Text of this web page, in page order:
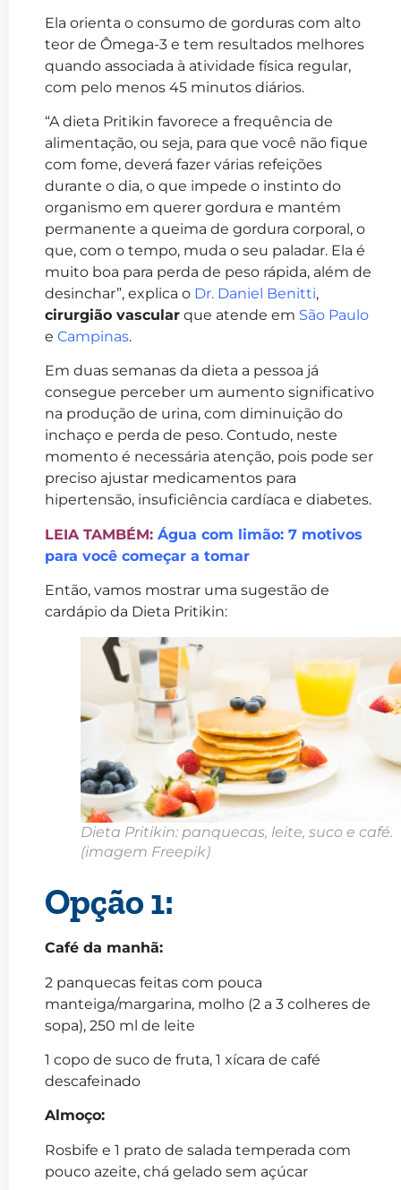
Ela orienta o consumo de gorduras com alto
teor de Ômega-3 e tem resultados melhores
quando associada à atividade física regular,
com pelo menos 45 minutos diários.
“A dieta Pritikin favorece a frequência de
alimentação, ou seja, para que você não fique
com fome, deverá fazer várias refeições
durante o dia, o que impede o instinto do
organismo em querer gordura e mantém
permanente a queima de gordura corporal, o
que, com o tempo, muda o seu paladar. Ela é
muito boa para perda de peso rápida, além de
desinchar”, explica o Dr. Daniel Benitti,
cirurgião vascular que atende em São Paulo
e Campinas.
Em duas semanas da dieta a pessoa já
consegue perceber um aumento significativo
na produção de urina, com diminuição do
inchaço e perda de peso. Contudo, neste
momento é necessária atenção, pois pode ser
preciso ajustar medicamentos para
hipertensão, insuficiência cardíaca e diabetes.
LEIA TAMBÉM: Água com limão: 7 motivos
para você começar a tomar
Então, vamos mostrar uma sugestão de
cardápio da Dieta Pritikin:
Dieta Pritikin: panquecas, leite, suco e café.
(imagem Freepik)
Opção 1:
Café da manhã:
2 panquecas feitas com pouca
manteiga/margarina, molho (2 a 3 colheres de
sopa), 250 ml de leite
1 copo de suco de fruta, 1 xícara de café
descafeinado
Almoço:
Rosbife e 1 prato de salada temperada com
pouco azeite, chá gelado sem açúcar